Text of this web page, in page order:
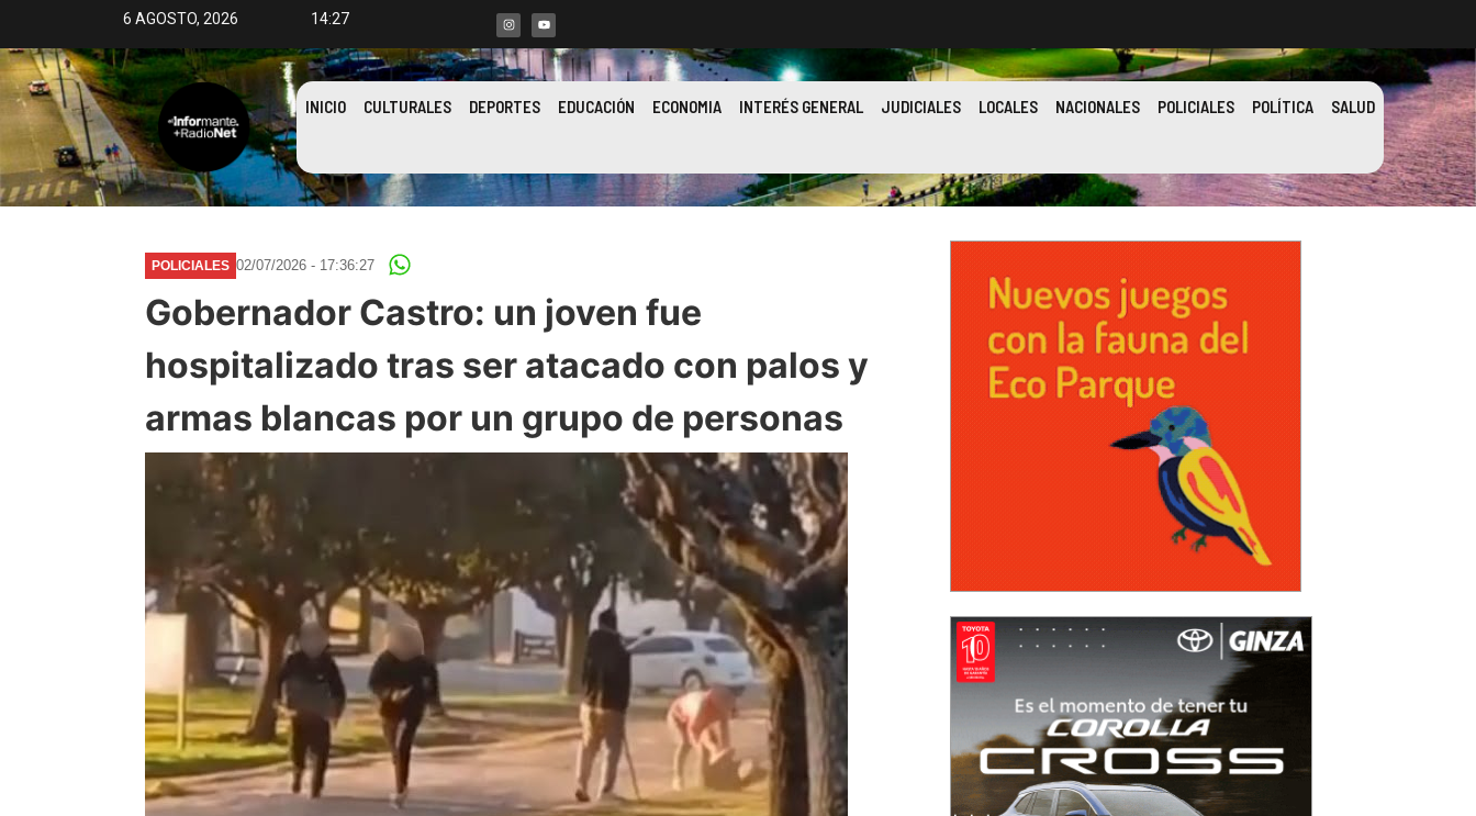
6 AGOSTO, 2026 14:27
INICIO CULTURALES DEPORTES EDUCACIÓN ECONOMIA INTERÉS GENERAL JUDICIALES LOCALES NACIONALES POLICIALES POLÍTICA SALUD
POLICIALES 02/07/2026 - 17:36:27
Gobernador Castro: un joven fue
hospitalizado tras ser atacado con palos y
armas blancas por un grupo de personas